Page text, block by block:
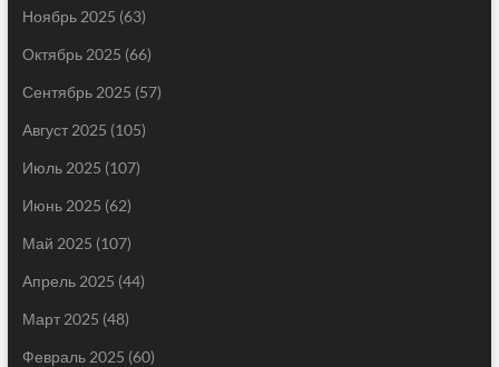
Ноябрь 2025 (63)
Октябрь 2025 (66)
Сентябрь 2025 (57)
Август 2025 (105)
Июль 2025 (107)
Июнь 2025 (62)
Май 2025 (107)
Апрель 2025 (44)
Март 2025 (48)
Февраль 2025 (60)